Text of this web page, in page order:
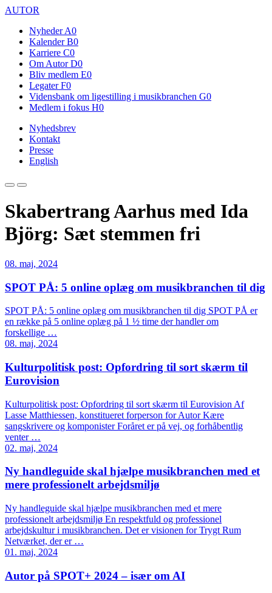
AUTOR
Nyheder A0
Kalender B0
Karriere C0
Om Autor D0
Bliv medlem E0
Legater F0
Vidensbank om ligestilling i musikbranchen G0
Medlem i fokus H0
Nyhedsbrev
Kontakt
Presse
English
Skabertrang Aarhus med Ida
Björg: Sæt stemmen fri
08. maj, 2024
SPOT PÅ: 5 online oplæg om musikbranchen til dig
SPOT PÅ: 5 online oplæg om musikbranchen til dig SPOT PÅ er
en række på 5 online oplæg på 1 ½ time der handler om
forskellige …
08. maj, 2024
Kulturpolitisk post: Opfordring til sort skærm til
Eurovision
Kulturpolitisk post: Opfordring til sort skærm til Eurovision Af
Lasse Matthiessen, konstitueret forperson for Autor Kære
sangskrivere og komponister Foråret er på vej, og forhåbentlig
venter …
02. maj, 2024
Ny handleguide skal hjælpe musikbranchen med et
mere professionelt arbejdsmiljø
Ny handleguide skal hjælpe musikbranchen med et mere
professionelt arbejdsmiljø En respektfuld og professionel
arbejdskultur i musikbranchen. Det er visionen for Trygt Rum
Netværket, der er …
01. maj, 2024
Autor på SPOT+ 2024 – især om AI